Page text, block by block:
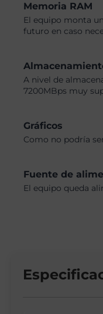
Memoria RAM
El equipo monta
futuro en caso
A nivel de
7200MBps muy
Gráficos
Como no podría
Fuente de
El equipo queda